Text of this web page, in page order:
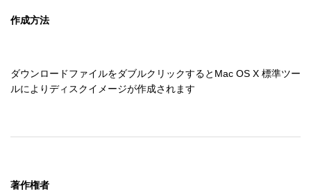
作成方法
ダウンロードファイルをダブルクリックするとMac OS X 標準ツー
ルによりディスクイメージが作成されます
著作権者